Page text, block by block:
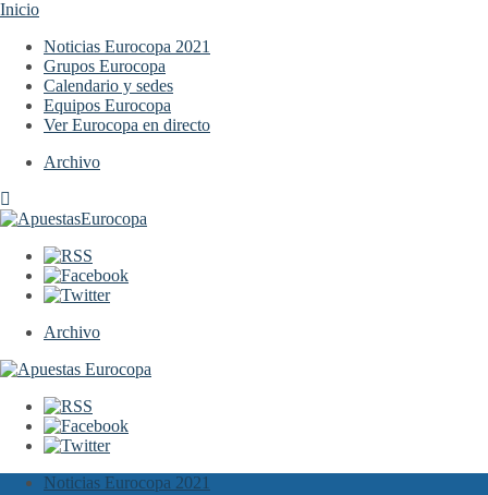
Inicio
Noticias Eurocopa 2021
Grupos Eurocopa
Calendario y sedes
Equipos Eurocopa
Ver Eurocopa en directo
Archivo
Archivo
Noticias Eurocopa 2021